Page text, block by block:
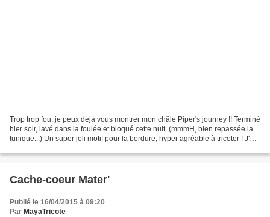
Trop trop fou, je peux déjà vous montrer mon châle Piper's journey !! Terminé
hier soir, lavé dans la foulée et bloqué cette nuit. (mmmH, bien repassée la
tunique...) Un super joli motif pour la bordure, hyper agréable à tricoter ! J'ai
Cache-coeur Mater'
Publié le 16/04/2015 à 09:20
Par MayaTricote